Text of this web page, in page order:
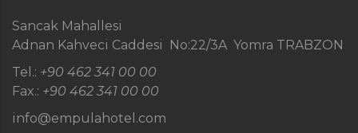
Sancak Mahallesi
Adnan Kahveci Caddesi No:22/3A Yomra TRABZON
Tel.: +90 462 341 00 00
Fax.: +90 462 341 00 00
info@empulahotel.com